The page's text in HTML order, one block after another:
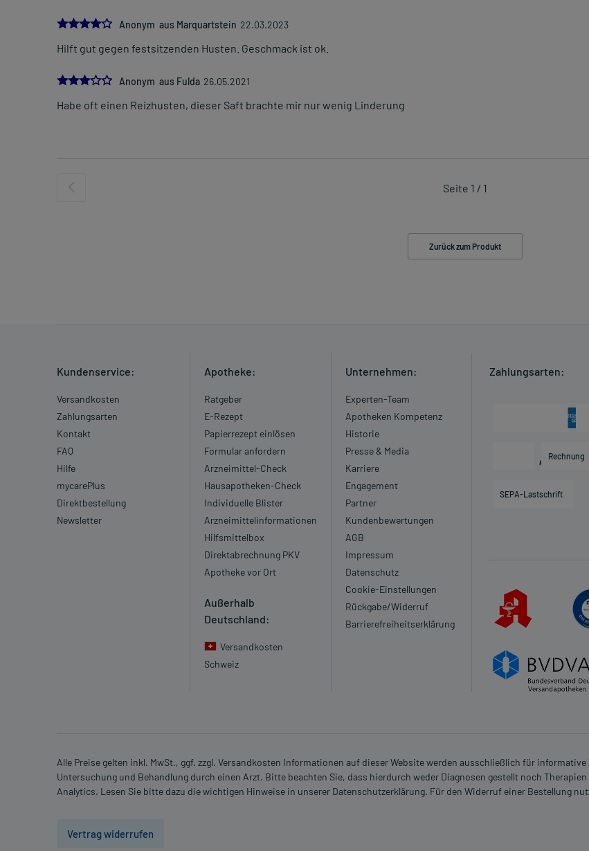
4.0
Anonym aus Marquartstein 22.03.2023
Hilft gut gegen festsitzenden Husten. Geschmack ist ok.
3.0
Anonym aus Fulda 26.05.2021
Habe oft einen Reizhusten, dieser Saft brachte mir nur wenig Linderung
Seite 1 / 1
Zurück zum Produkt
Kundenservice:
Versandkosten
Zahlungsarten
Kontakt
FAQ
Hilfe
mycarePlus
Direktbestellung
Newsletter
Apotheke:
Ratgeber
E-Rezept
Papierrezept einlösen
Formular anfordern
Arzneimittel-Check
Hausapotheken-Check
Individuelle Blister
Arzneimittelinformationen
Hilfsmittelbox
Direktabrechnung PKV
Apotheke vor Ort
Außerhalb
Deutschland:
Versandkosten
Schweiz
Unternehmen:
Experten-Team
Apotheken Kompetenz
Historie
Presse & Media
Karriere
Engagement
Partner
Kundenbewertungen
AGB
Impressum
Datenschutz
Cookie-Einstellungen
Rückgabe/Widerruf
Barrierefreiheitserklärung
Zahlungsarten:
Rechnung
SEPA-Lastschrift
Alle Preise gelten inkl. MwSt., ggf. zzgl. Versandkosten Informationen auf dieser Website werden ausschließlich für
Untersuchung und Behandlung durch einen Arzt. Bitte beachten Sie, dass hierdurch weder Diagnosen gestellt noch
Analytics. Lesen Sie bitte dazu die wichtigen Hinweise in unserer Datenschutzerklärung. Für den Widerruf einer Bestellung
Vertrag widerrufen